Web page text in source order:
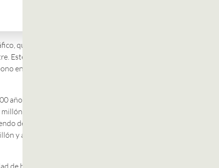
que comienza hace
Este ha sufrido siete
en la atmósfera al
años; subieron a 289
hace 240.000
de hasta 178 por
y además, esta
de hielo, hace 7.000